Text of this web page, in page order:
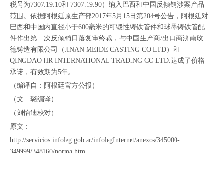
税号为7307.19.10和 7307.19.90）纳入巴西和中国反倾销涉案产品
范围。依据阿根廷原生产部2017年5月15日第204号公告，阿根廷对
巴西和中国内直径小于600毫米的可锻性铸铁管件和球墨铸铁管配
件作出第一次反倾销日落复审终裁，与中国生产商/出口商济南玫
德铸造有限公司（JINAN MEIDE CASTING CO LTD）和
QINGDAO HR INTERNATIONAL TRADING CO LTD.达成了价格
承诺，有效期为5年。
（编译自：阿根廷官方公报）
（文 璐编译）
（刘怡迪校对）
原文：
http://servicios.infoleg.gob.ar/infolegInternet/anexos/345000-
349999/348160/norma.htm